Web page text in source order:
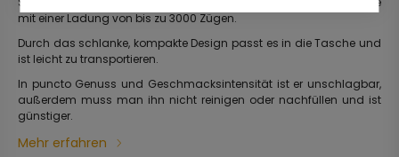
mit einer Ladung von bis zu 3000 Zügen.
Durch das schlanke, kompakte Design passt es in die Tasche und
ist leicht zu transportieren.
In puncto Genuss und Geschmacksintensität ist er unschlagbar,
außerdem muss man ihn nicht reinigen oder nachfüllen und ist
günstiger.
Mehr erfahren